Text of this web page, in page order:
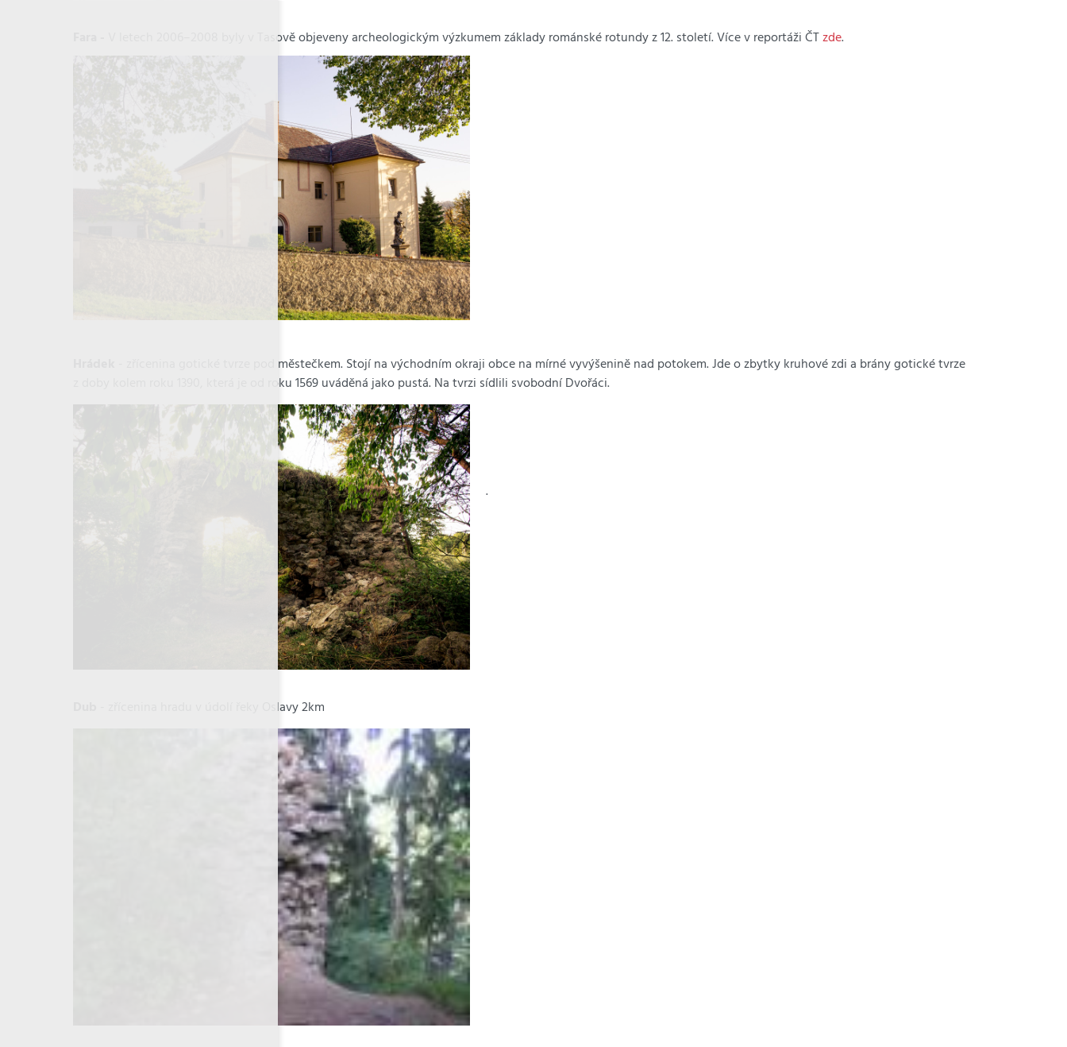
V letech 2006–2008 byly v Tasově objeveny archeologickým výzkumem základy románské rotundy z 12. století. Více v reportáži ČTzde.
- zřícenina gotické tvrze pod městečkem. Stojí na východním okraji obce na mírné vyvýšenině nad potokem. Jde o zbytky kruhové zdi a brány gotické tvrze
z doby kolem roku 1390, která je od roku 1569 uváděná jako pustá. Na tvrzi sídlili svobodní Dvořáci.
.
- zřícenina hradu v údolí řeky Oslavy 2km